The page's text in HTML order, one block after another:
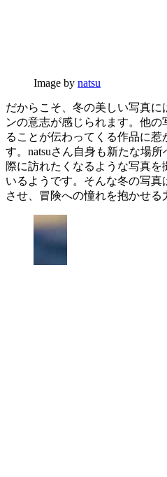
Image by natsu
だからこそ、冬の美しい写真
ンの意志が感じられます。他
ることが伝わってくる作品に
す。natsuさん自身も新たな場
際に訪れたくなるような写真
いるようです。そんな冬の写
させ、冒険への憧れを抱かせる